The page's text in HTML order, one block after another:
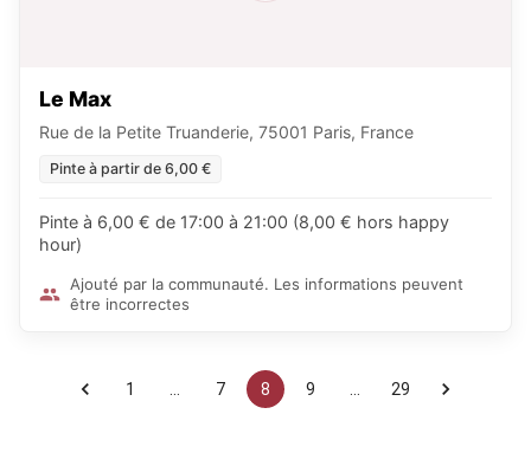
Le Max
Rue de la Petite Truanderie, 75001 Paris, France
Pinte à partir de 6,00 €
Pinte à 6,00 € de 17:00 à 21:00 (8,00 € hors happy
hour)
Ajouté par la communauté. Les informations peuvent
être incorrectes
1 7 8 9 29